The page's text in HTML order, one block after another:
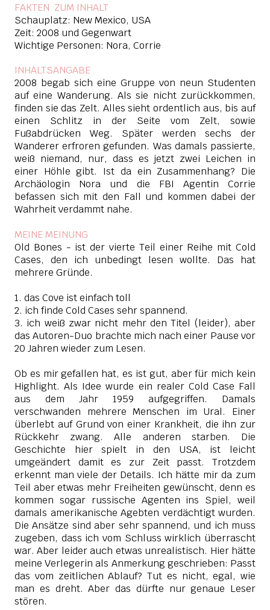
FAKTEN ZUM INHALT
Schauplatz: New Mexico, USA
Zeit: 2008 und Gegenwart
Wichtige Personen: Nora, Corrie
INHALTSANGABE
2008 begab sich eine Gruppe von neun Studenten
auf eine Wanderung. Als sie nicht zurückkommen,
finden sie das Zelt. Alles sieht ordentlich aus, bis auf
einen Schlitz in der Seite vom Zelt, sowie
Fußabdrücken Weg. Später werden sechs der
Wanderer erfroren gefunden. Was damals passierte,
weiß niemand, nur, dass es jetzt zwei Leichen in
einer Höhle gibt. Ist da ein Zusammenhang? Die
Archäologin Nora und die FBI Agentin Corrie
befassen sich mit den Fall und kommen dabei der
Wahrheit verdammt nahe.
MEINE MEINUNG
Old Bones - ist der vierte Teil einer Reihe mit Cold
Cases, den ich unbedingt lesen wollte. Das hat
mehrere Gründe.
1. das Cove ist einfach toll
2. ich finde Cold Cases sehr spannend.
3. ich weiß zwar nicht mehr den Titel (leider), aber
das Autoren-Duo brachte mich nach einer Pause vor
20 Jahren wieder zum Lesen.
Ob es mir gefallen hat, es ist gut, aber für mich kein
Highlight. Als Idee wurde ein realer Cold Case Fall
aus dem Jahr 1959 aufgegriffen. Damals
verschwanden mehrere Menschen im Ural. Einer
überlebt auf Grund von einer Krankheit, die ihn zur
Rückkehr zwang. Alle anderen starben. Die
Geschichte hier spielt in den USA, ist leicht
umgeändert damit es zur Zeit passt. Trotzdem
erkennt man viele der Details. Ich hätte mir da zum
Teil aber etwas mehr Freiheiten gewünscht, denn es
kommen sogar russische Agenten ins Spiel, weil
damals amerikanische Agebten verdächtigt wurden.
Die Ansätze sind aber sehr spannend, und ich muss
zugeben, dass ich vom Schluss wirklich überrascht
war. Aber leider auch etwas unrealistisch. Hier hätte
meine Verlegerin als Anmerkung geschrieben: Passt
das vom zeitlichen Ablauf? Tut es nicht, egal, wie
man es dreht. Aber das dürfte nur genaue Leser
stören.